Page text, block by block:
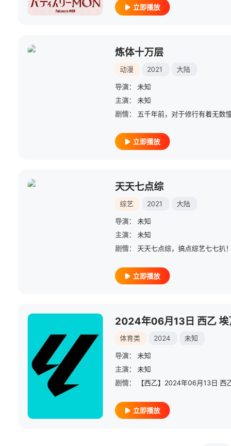
立即播放
炼体十万层
动漫 2021 大陆
导演：
未知
主演：
未知
剧情：
立即播放
天天七点综
综艺 2021 大陆
导演：
未知
主演：
未知
剧情：
天天七点综，搞点综艺七七扒！
立即播放
体育类 2024 未知
导演：
未知
主演：
未知
剧情：
立即播放